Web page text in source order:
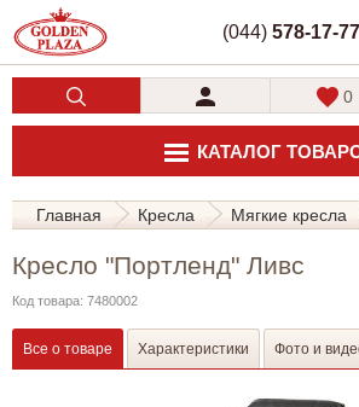
(044) 578-17-77
КАТАЛОГ
0
Главная Кресла Мягкие кресла
Кресло "Портленд" Ливс
Код товара: 7480002
Все о товаре Характеристики Фото и